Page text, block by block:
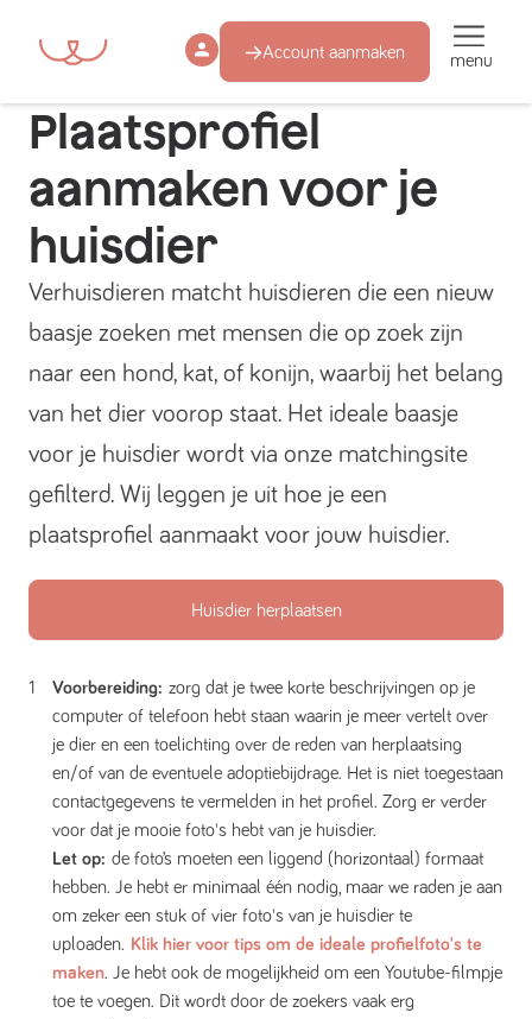
Account aanmaken menu
Plaatsprofiel
aanmaken voor je
huisdier
Verhuisdieren matcht huisdieren die een nieuw
baasje zoeken met mensen die op zoek zijn
naar een hond, kat, of konijn, waarbij het belang
van het dier voorop staat. Het ideale baasje
voor je huisdier wordt via onze matchingsite
gefilterd. Wij leggen je uit hoe je een
plaatsprofiel aanmaakt voor jouw huisdier.
Huisdier herplaatsen
Voorbereiding: zorg dat je twee korte beschrijvingen op je
computer of telefoon hebt staan waarin je meer vertelt over
je dier en een toelichting over de reden van herplaatsing
en/of van de eventuele adoptiebijdrage. Het is niet toegestaan
contactgegevens te vermelden in het profiel. Zorg er verder
voor dat je mooie foto's hebt van je huisdier.
Let op: de foto’s moeten een liggend (horizontaal) formaat
hebben. Je hebt er minimaal één nodig, maar we raden je aan
om zeker een stuk of vier foto's van je huisdier te
uploaden. Klik hier voor tips om de ideale profielfoto's te
maken. Je hebt ook de mogelijkheid om een Youtube-filmpje
toe te voegen. Dit wordt door de zoekers vaak erg